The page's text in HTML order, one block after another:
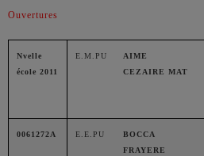
Ouvertures
Nvelle
école 2011
E.M.PU
AIME
CEZAIRE MAT
0061272A E.E.PU
BOCCA
FRAYERE